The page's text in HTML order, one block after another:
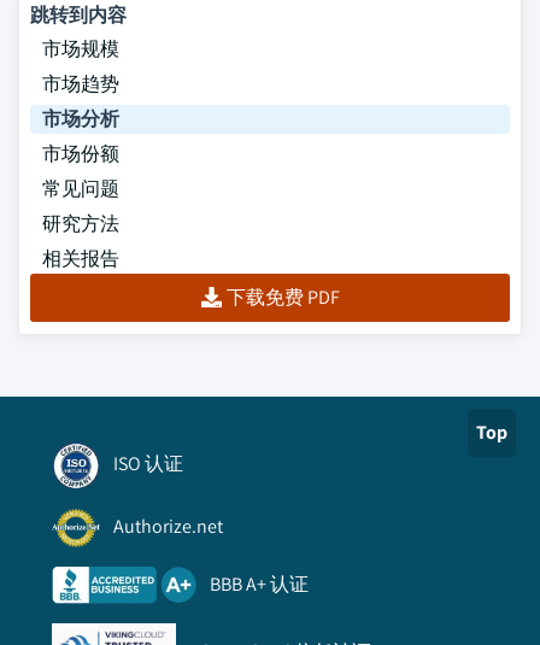
跳转到内容
市场规模
市场趋势
市场分析
市场份额
常见问题
研究方法
相关报告
下载免费 PDF
Top
ISO 认证
Authorize.net
BBB A+ 认证